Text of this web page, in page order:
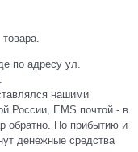
по адресу ул.
нашими
России, EMS почтой - в
обратно. По прибытию и
денежные средства